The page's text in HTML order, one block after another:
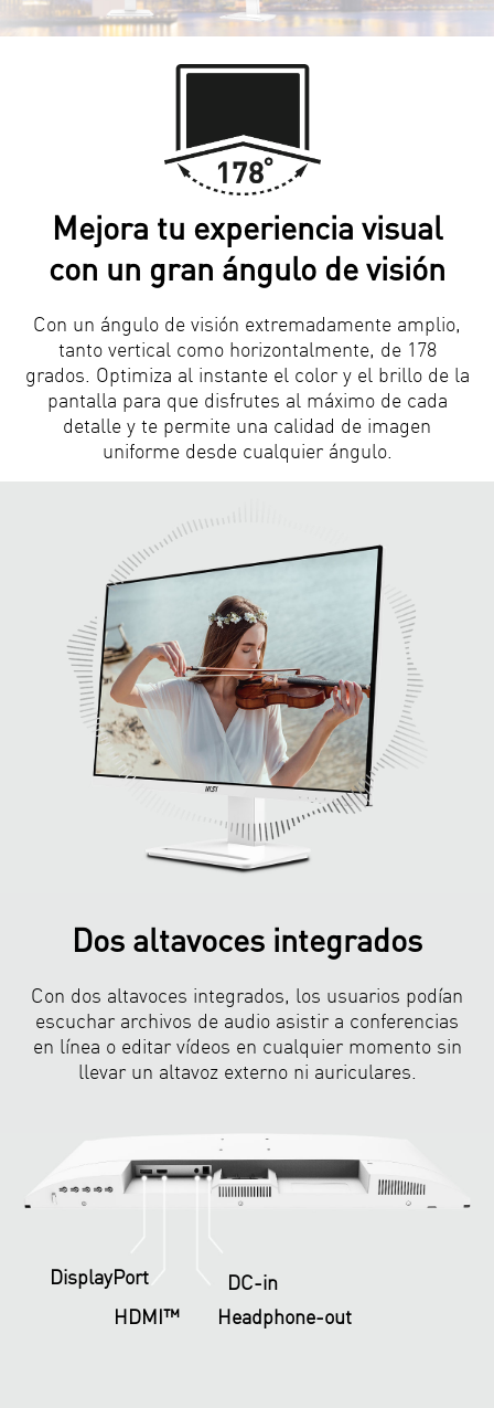
Mejora tu experiencia visual
con un gran ángulo de visión
Con un ángulo de visión extremadamente amplio,
tanto vertical como horizontalmente, de 178
grados. Optimiza al instante el color y el brillo de la
pantalla para que disfrutes al máximo de cada
detalle y te permite una calidad de imagen
uniforme desde cualquier ángulo.
Dos altavoces integrados
Con dos altavoces integrados, los usuarios podían
escuchar archivos de audio asistir a conferencias
en línea o editar vídeos en cualquier momento sin
llevar un altavoz externo ni auriculares.
DisplayPort
HDMI™
Headphone-out
DC-in